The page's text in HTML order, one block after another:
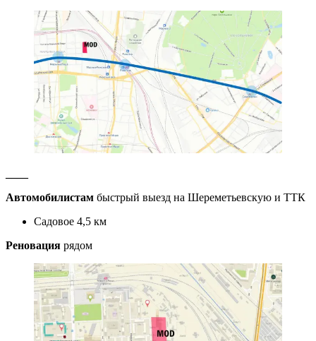
Автомобилистам быстрый выезд на Шереметьевскую и ТТК
Садовое 4,5 км
Реновация рядом